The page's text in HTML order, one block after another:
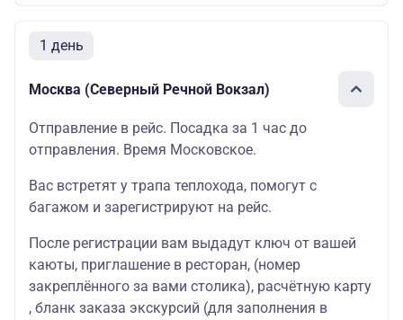
1 день
Москва (Северный Речной Вокзал)
Отправление в рейс. Посадка за 1 час до
отправления. Время Московское.
Вас встретят у трапа теплохода, помогут с
багажом и зарегистрируют на рейс.
После регистрации вам выдадут ключ от вашей
каюты, приглашение в ресторан, (номер
закреплённого за вами столика), расчётную карту
, бланк заказа экскурсий (для заполнения в